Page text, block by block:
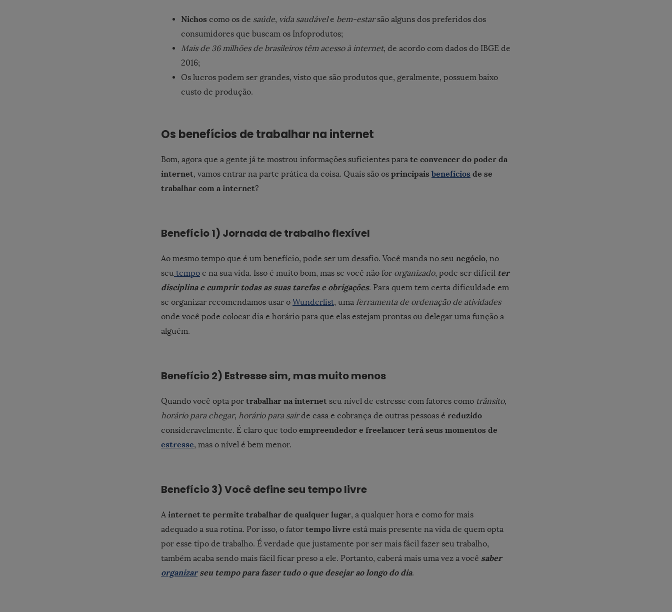
Nichos como os de saúde, vida saudávele bem-estarsão alguns dos preferidos dos
consumidores que buscam os Infoprodutos;
Mais de 36 milhões de brasileiros têm acesso à internet, de acordo com dados do IBGE de
2016;
Os lucros podem ser grandes, visto que são produtos que, geralmente, possuem baixo
custo de produção.
Os benefícios de trabalhar na internet
Bom, agora que a gente já te mostrou informações suficientes para te convencer do poder da
internet, vamos entrar na parte prática da coisa. Quais são os principais benefícios de se
trabalhar com a internet?
Benefício 1) Jornada de trabalho flexível
Ao mesmo tempo que é um benefício, pode ser um desafio. Você manda no seu negócio, no
seu tempo e na sua vida. Isso é muito bom, mas se você não for organizado, pode ser difícil ter
disciplina e cumprir todas as suas tarefas e obrigações. Para quem tem certa dificuldade em
se organizar recomendamos usar o Wunderlist, uma ferramenta de ordenação de atividades
onde você pode colocar dia e horário para que elas estejam prontas ou delegar uma função a
alguém.
Benefício 2) Estresse sim, mas muito menos
Quando você opta por trabalhar na internet seu nível de estresse com fatores como trânsito,
horário para chegar, horário para sairde casa e cobrança de outras pessoas é reduzido
consideravelmente. É claro que todo empreendedor e freelancer terá seus momentos de
estresse, mas o nível é bem menor.
Benefício 3) Você define seu tempo livre
A internet te permite trabalhar de qualquer lugar, a qualquer hora e como for mais
adequado a sua rotina. Por isso, o fator tempo livre está mais presente na vida de quem opta
por esse tipo de trabalho. É verdade que justamente por ser mais fácil fazer seu trabalho,
também acaba sendo mais fácil ficar preso a ele. Portanto, caberá mais uma vez a você saber
organizarseu tempo para fazer tudo o que desejar ao longo do dia.